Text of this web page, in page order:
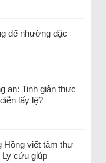
để nhường đặc
an: Tinh giản thực
lấy lệ?
Hồng viết tâm thư
cứu giúp